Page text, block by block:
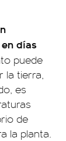
días
puede
la tierra,
es
de
la planta.